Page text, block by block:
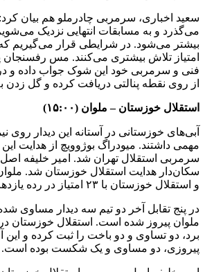
سعید اخباری، سرمربی چادرملو هم بیان
می‌گذرد و به مسابقات انتهایی نزدیک
بیشتر می‌شود. در شرایطی قرار می‌گیریم که
امتیاز تلاش بیشتری می‌کنند. مس رفسنجان
فنی و سرمربی خود این شوک جواب داده و در
از روی نقطه پنالتی دریافت کرده و گل
استقلال خوزستان – ملوان (۱۵:۰۰)
آبی‌های خوزستانی در آستانه این دیدار روی
مهمی داشتند. میودراگ بوژوویچ از هدایت این
سرمربی استقلال تهران شد. امیر خلیفه اصل
و استقلال خوزستان با ۲۳ امتیاز در رده یازدهم قرار دارد.
در پنج تقابل آخر دو تیم سه دیدار مساوی
ملوان پیروز شده است. استقلال خوزستان
برد، دو تساوی و دو باخت را ثبت کرده و این
پیروزی، دو مساوی و یک شکست بوده است.